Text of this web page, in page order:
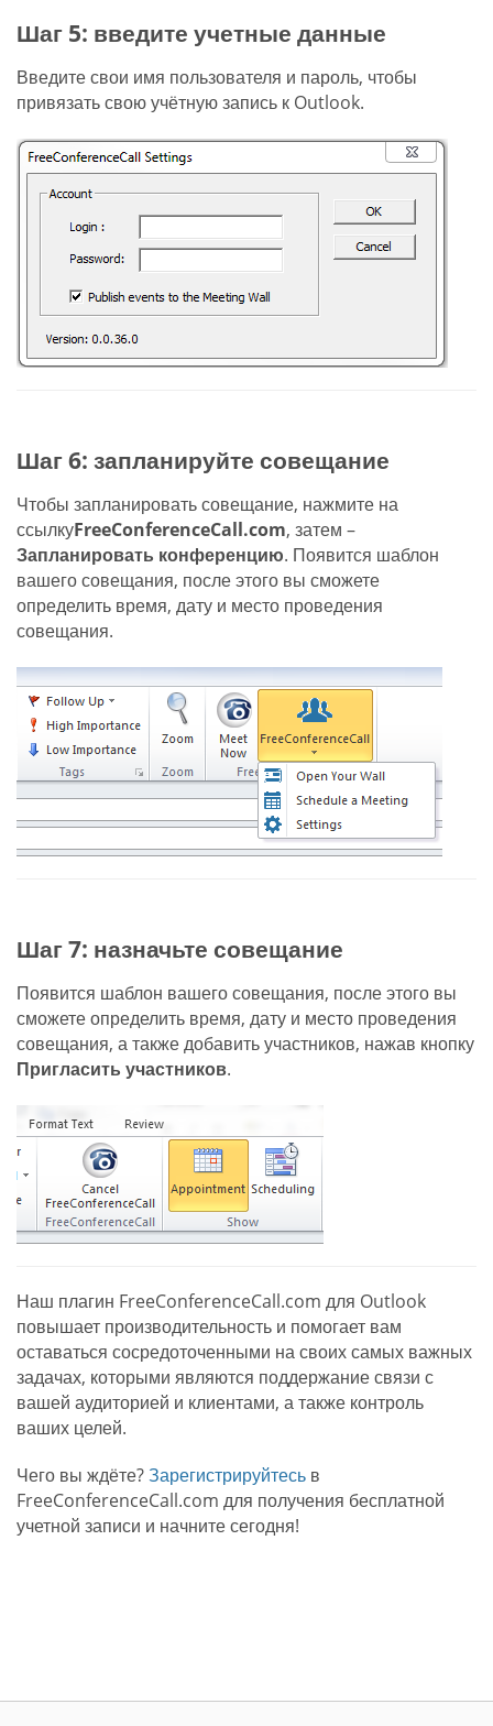
Шаг 5: введите учетные данные
Введите свои имя пользователя и пароль, чтобы
привязать свою учётную запись к Outlook.
Шаг 6: запланируйте совещание
Чтобы запланировать совещание, нажмите на
ссылкуFreeConferenceCall.com, затем –
Запланировать конференцию. Появится шаблон
вашего совещания, после этого вы сможете
определить время, дату и место проведения
совещания.
Шаг 7: назначьте совещание
Появится шаблон вашего совещания, после этого вы
сможете определить время, дату и место проведения
совещания, а также добавить участников, нажав кнопку
Пригласить участников.
Наш плагин FreeConferenceCall.com для Outlook
повышает производительность и помогает вам
оставаться сосредоточенными на своих самых важных
задачах, которыми являются поддержание связи с
вашей аудиторией и клиентами, а также контроль
ваших целей.
Чего вы ждёте?Зарегистрируйтесь в
FreeConferenceCall.com для получения бесплатной
учетной записи и начните сегодня!